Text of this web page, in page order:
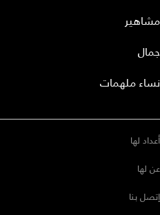
مشاهير
جمال
نساء ملهمات
أعداد لها
عن لها
إتصل بنا